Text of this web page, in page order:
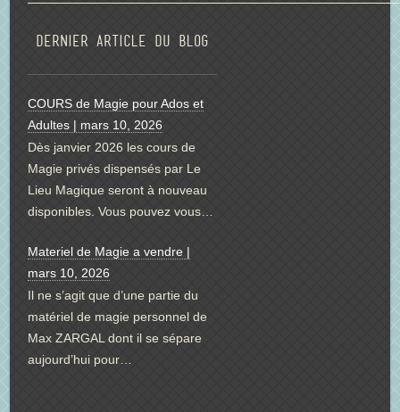
Dernier article du blog
COURS de Magie pour Ados et
Adultes | mars 10, 2026
Dès janvier 2026 les cours de
Magie privés dispensés par Le
Lieu Magique seront à nouveau
disponibles. Vous pouvez vous…
Materiel de Magie a vendre |
mars 10, 2026
Il ne s’agit que d’une partie du
matériel de magie personnel de
Max ZARGAL dont il se sépare
aujourd’hui pour…